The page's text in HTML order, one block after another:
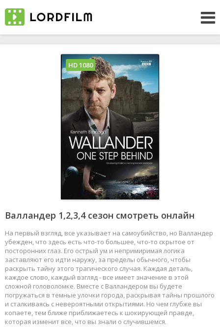
Валландер 1,2,3,4 сезон смотреть онлайн
На первый взгляд, все указывает на самоубийство, но Валландер
убежден, что здесь есть что-то большее, что-то скрытое от
посторонних глаз. Его острый ум и непримиримая логика
заставляют его идти наружу, за пределы обычного, чтобы
раскрыть тайну этого трагического случая. Каждая деталь,
каждое слово, каждый взгляд - все имеет значение в этой
сложной головоломке. Вместе с Валландером вы будете
погружаться в темные улочки города, раскрывая тайны прошлого
и сталкиваясь с невероятными открытиями. Но чем глубже вы
копаете, тем ближе приближаетесь к шокирующей правде,
которая изменит все, что вы знали о случившемся.
HD 1080